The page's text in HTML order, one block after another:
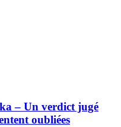
– Un verdict jugé
oubliées